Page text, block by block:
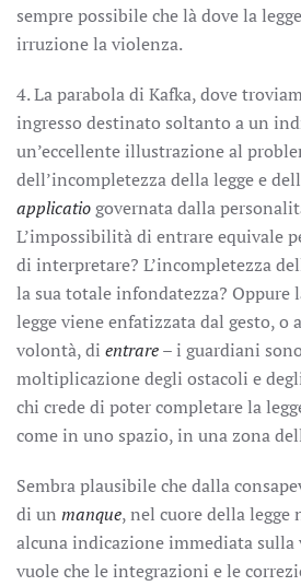
sempre possibile che là dove la
irruzione la violenza.
4. La parabola di Kafka, dove
ingresso destinato soltanto a un
un’eccellente illustrazione al
dell’incompletezza della legge e
applicatiogovernata dalla
L’impossibilità di entrare equivale
di interpretare? L’incompletezza
la sua totale infondatezza? Oppure
legge viene enfatizzata dal gesto, o
volontà, di entrare– i guardiani
moltiplicazione degli ostacoli e
chi crede di poter completare la
come in uno spazio, in una zona
Sembra plausibile che dalla
di un manque, nel cuore della legge
alcuna indicazione immediata sulla
vuole che le integrazioni e le